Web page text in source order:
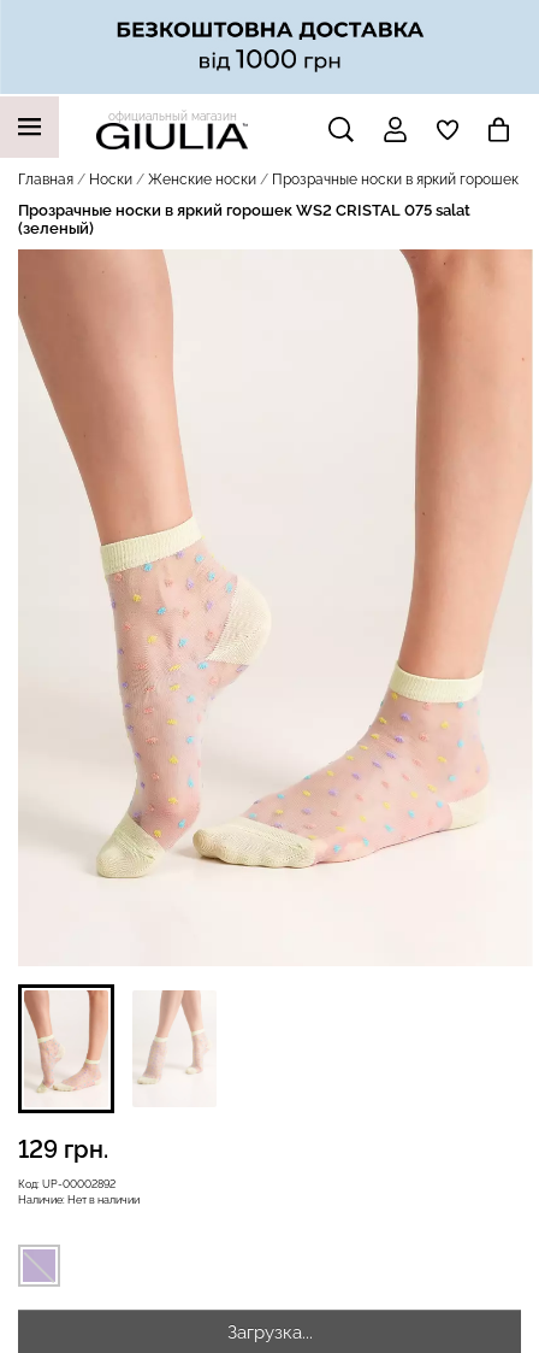
официальный магазин
Главная Носки Женские носки Прозрачные носки в яркий горошек
Прозрачные носки в яркий горошек WS2 CRISTAL 075 salat
(зеленый)
Код: UP-00002892
Наличие: Нет в наличии
129 грн.
Загрузка...
НАШИ ТРЕНДОВЫЕ ТОВАРЫ
Бесшовные леггинсы из
микрофибры LEGGINGS
02 (черный) Giulia
789 грн.
Велосипедки с высокой
талией TRACKS 01
(черный) Giulia
549 грн.
Бесшовные леггинсы
551 грн.